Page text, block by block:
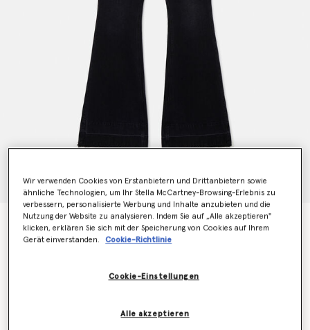
Falabella Jeans mit ausgestelltem Bein
Preis reduziert von
CHF710.00bis
CHF355.00
Wir verwenden Cookies von Erstanbietern und Drittanbietern sowie
ähnliche Technologien, um Ihr Stella McCartney-Browsing-Erlebnis zu
verbessern, personalisierte Werbung und Inhalte anzubieten und die
Nutzung der Website zu analysieren. Indem Sie auf „Alle akzeptieren"
klicken, erklären Sie sich mit der Speicherung von Cookies auf Ihrem
Gerät einverstanden.
Cookie-Richtlinie
Cookie-Einstellungen
Alle akzeptieren